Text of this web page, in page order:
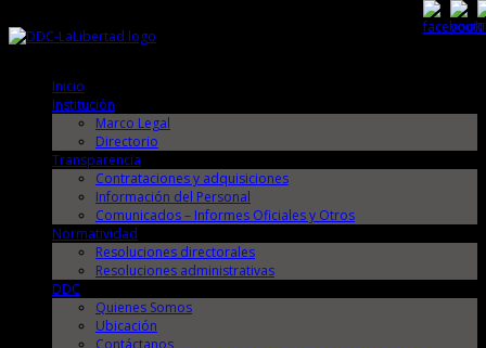
Inicio
Institución
Marco Legal
Directorio
Transparencia
Contrataciones y adquisiciones
Información del Personal
Comunicados – Informes Oficiales y Otros
Normatividad
Resoluciones directorales
Resoluciones administrativas
DDC
Quienes Somos
Ubicación
Contáctanos